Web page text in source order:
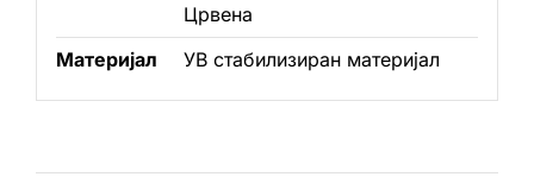
Црвена
Материјал
УВ стабилизиран материјал